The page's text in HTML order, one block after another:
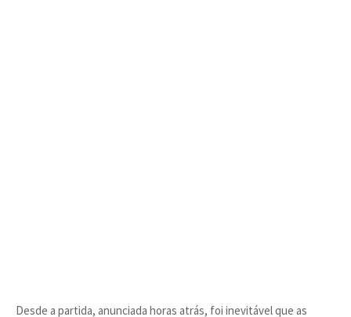
Desde a partida, anunciada horas atrás, foi inevitável que as